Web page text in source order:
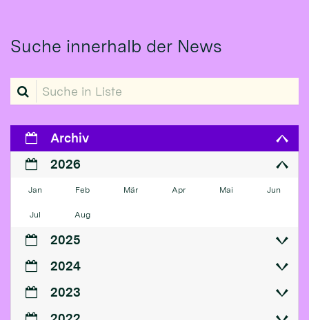
Suche innerhalb der News
Suche in Liste
Archiv
2026
Jan Feb Mär Apr Mai Jun
Jul Aug
2025
2024
2023